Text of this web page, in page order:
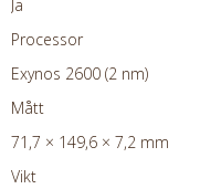
Ja
Processor
Exynos 2600 (2 nm)
Mått
71,7 × 149,6 × 7,2 mm
Vikt